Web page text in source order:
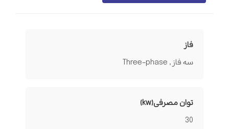
فاز
سه فاز , Three-phase
توان مصرفی(kw)
30